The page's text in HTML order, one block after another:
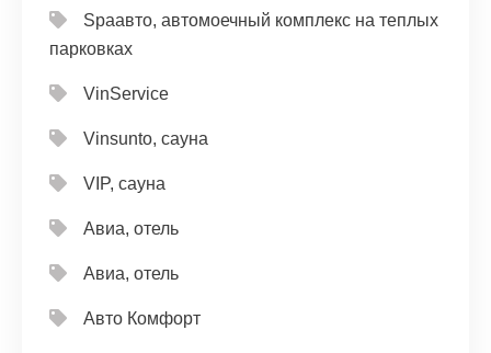
Spaавто, автомоечный комплекс на теплых
парковках
VinService
Vinsunto, сауна
VIP, сауна
Авиа, отель
Авиа, отель
Авто Комфорт